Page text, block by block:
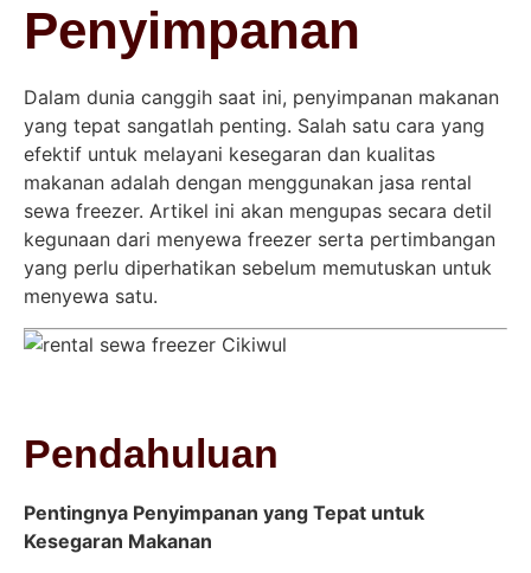
Penyimpanan
Dalam dunia canggih saat ini, penyimpanan makanan
yang tepat sangatlah penting. Salah satu cara yang
efektif untuk melayani kesegaran dan kualitas
makanan adalah dengan menggunakan jasa rental
sewa freezer. Artikel ini akan mengupas secara detil
kegunaan dari menyewa freezer serta pertimbangan
yang perlu diperhatikan sebelum memutuskan untuk
menyewa satu.
Pendahuluan
Pentingnya Penyimpanan yang Tepat untuk
Kesegaran Makanan